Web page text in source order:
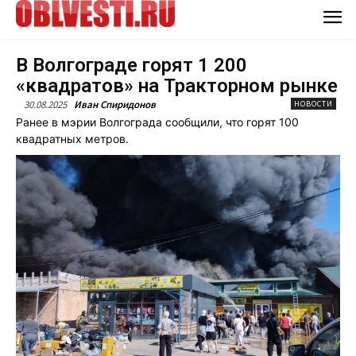
В Волгограде горят 1 200
«квадратов» на Тракторном рынке
30.08.2025 Иван Спиридонов НОВОСТИ
Ранее в мэрии Волгограда сообщили, что горят 100
квадратных метров.